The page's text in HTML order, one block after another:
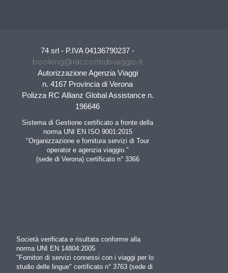
74 srl - P.IVA 04136790237 -
booking@raccontidiviaggio.it
Autorizzazione Agenzia Viaggi
n. 4167 Provincia di Verona
Polizza RC Allianz Global Assistance n.
196646
Sistema di Gestione certificato a fronte della
norma UNI EN ISO 9001:2015
"Organizzazione e fornitura servizi di Tour
operator e agenzia viaggio."
(sede di Verona) certificato n° 3366
Società verificata e risultata conforme alla
norma UNI EN 14804:2005
"Fornitori di servizi connessi con i viaggi per lo
studio delle lingue" certificato n° 3763 (sede di